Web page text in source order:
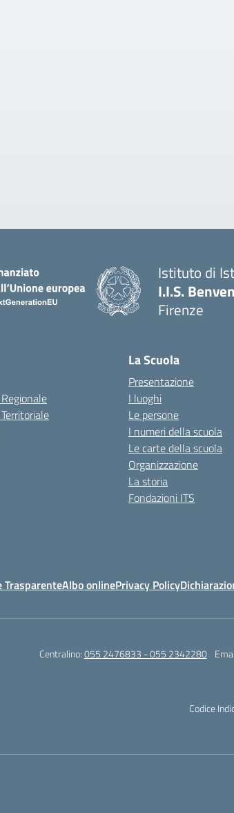
Istituto di
I.I.S.
Firenze
La Scuola
Presentazione
I luoghi
Le persone
I numeri della scuola
Le carte della scuola
Organizzazione
La storia
Fondazioni ITS
Albo onlinePrivacy Policy
Centralino:055 2476833 - 055 2342280
Codice